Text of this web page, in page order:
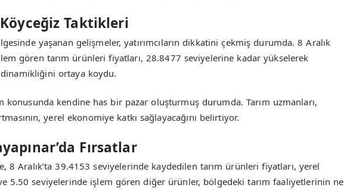
Taktikleri
yaşanan gelişmeler, yatırımcıların dikkatini çekmiş durumda. 8 Aralık
gören tarım ürünleri fiyatları, 28.8477 seviyelerine kadar yükselerek
ortaya koydu.
konusunda kendine has bir pazar oluşturmuş durumda. Tarım uzmanları,
yerel ekonomiye katkı sağlayacağını belirtiyor.
Fırsatlar
8 Aralık’ta 39.4153 seviyelerinde kaydedilen tarım ürünleri fiyatları, yerel
5.50 seviyelerinde işlem gören diğer ürünler, bölgedeki tarım faaliyetlerinin ne